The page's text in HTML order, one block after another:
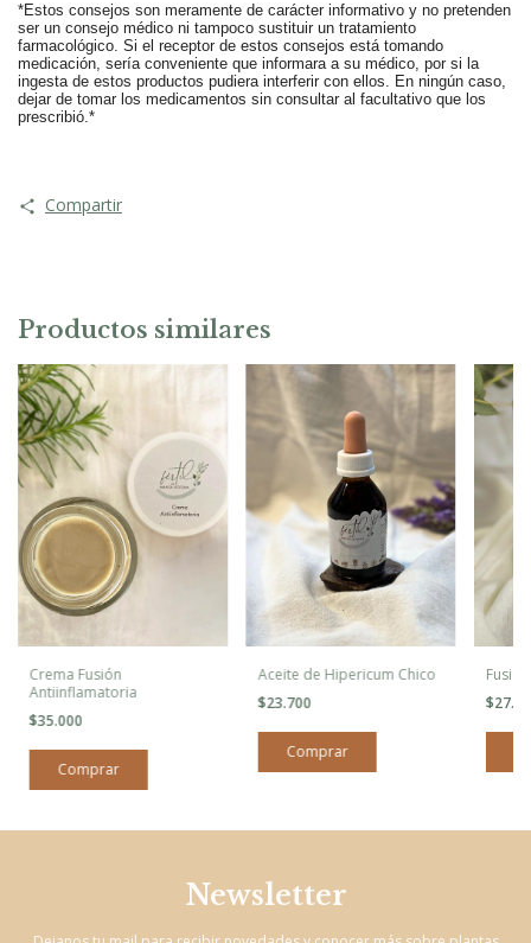
*Estos consejos son meramente de carácter informativo y no pretenden
ser un consejo médico ni tampoco sustituir un tratamiento
farmacológico. Si el receptor de estos consejos está tomando
medicación, sería conveniente que informara a su médico, por si la
ingesta de estos productos pudiera interferir con ellos. En ningún caso,
dejar de tomar los medicamentos sin consultar al facultativo que los
prescribió.*
Compartir
Productos similares
Crema Fusión
Antiinflamatoria
$35.000
Aceite de Hipericum Chico
$23.700
Newsletter